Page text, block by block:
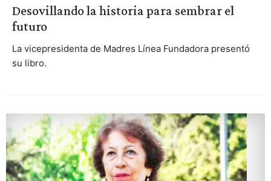
Desovillando la historia para sembrar el
futuro
La vicepresidenta de Madres Línea Fundadora presentó
su libro.